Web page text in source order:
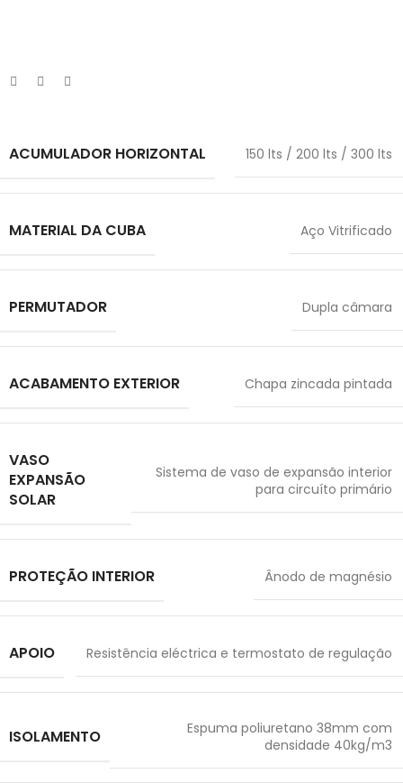
ACUMULADOR HORIZONTAL 150 lts / 200 lts / 300 lts
MATERIAL DA CUBA Aço Vitrificado
PERMUTADOR Dupla câmara
ACABAMENTO EXTERIOR Chapa zincada pintada
VASO
EXPANSÃO
SOLAR
Sistema de vaso de expansão interior
para circuíto primário
PROTEÇÃO INTERIOR Ânodo de magnésio
APOIO Resistência eléctrica e termostato de regulação
ISOLAMENTO
Espuma poliuretano 38mm com
densidade 40kg/m3